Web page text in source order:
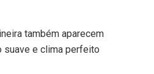
também aparecem
suave e clima perfeito